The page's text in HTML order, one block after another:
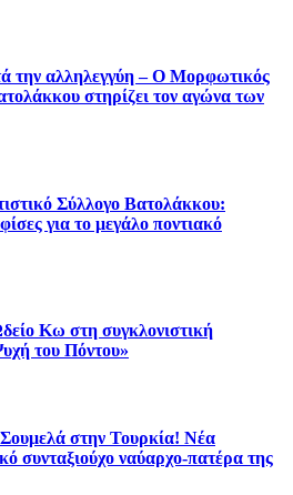
την αλληλεγγύη – Ο Μορφωτικός
στηρίζει τον αγώνα των
Σύλλογο Βατολάκκου:
για το μεγάλο ποντιακό
Κω στη συγκλονιστική
του Πόντου»
στην Τουρκία! Νέα
συνταξιούχο ναύαρχο-πατέρα της